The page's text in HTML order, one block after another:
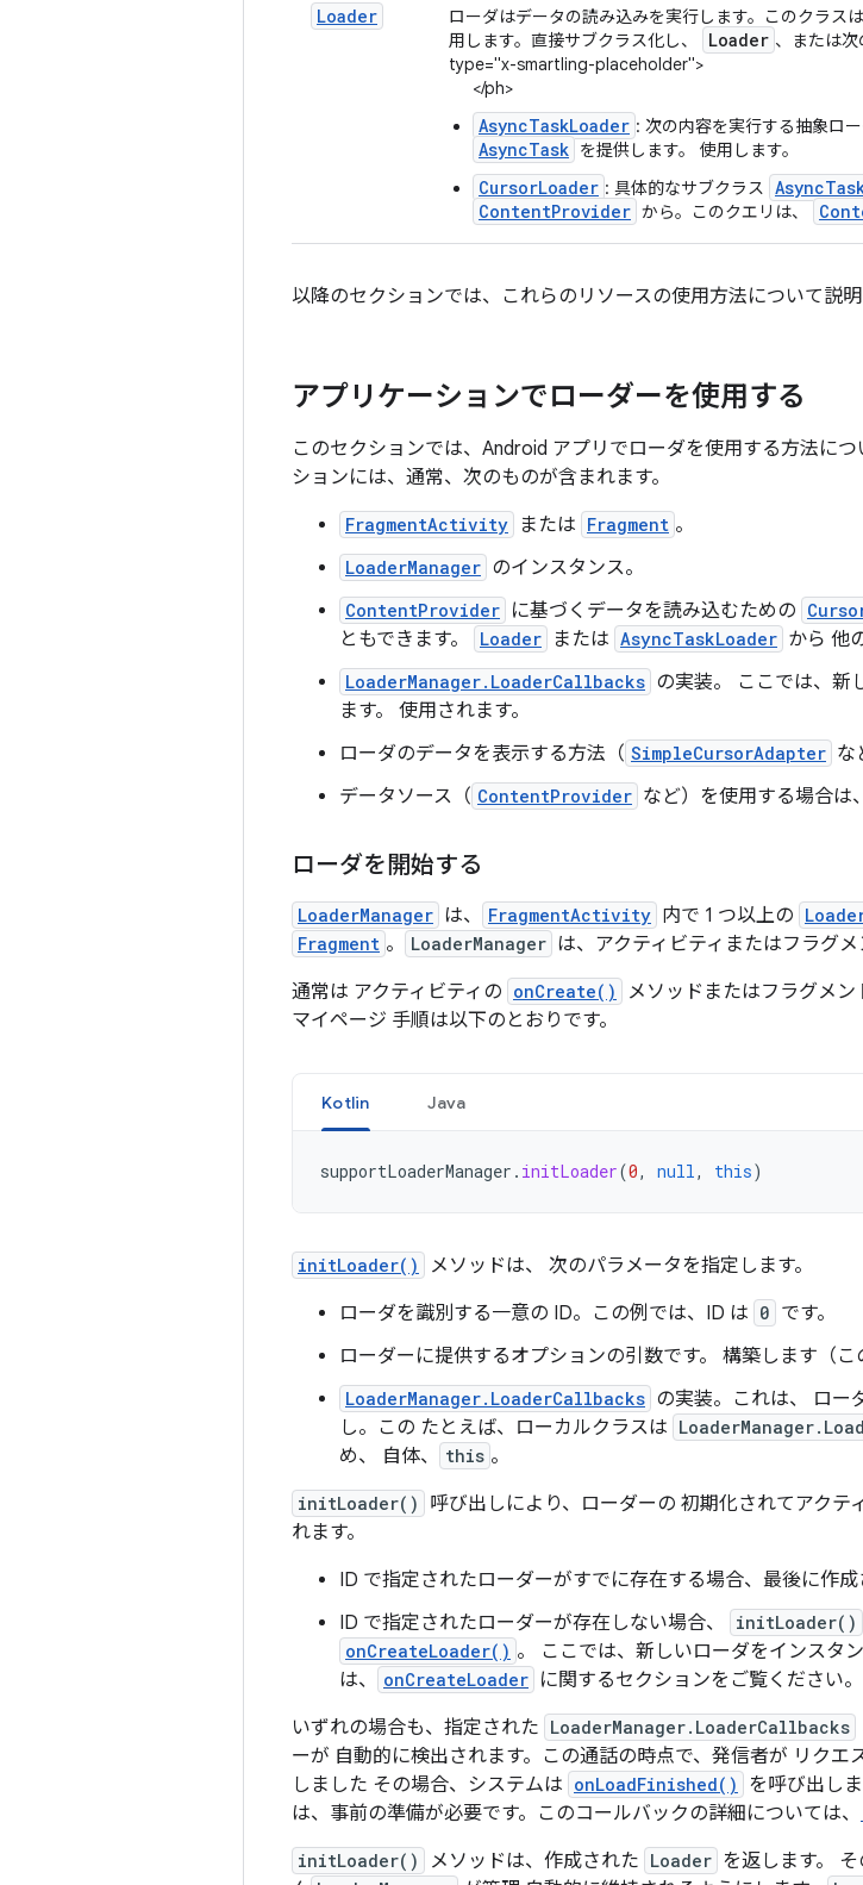
Loader
ローダはデータの読み込みを実行します。このクラス
用します。直接サブクラス化し、
Loader 、または
type="x-smartling-placeholder">
</ph>
AsyncTaskLoader : 次の内容を実行する抽象ロ
AsyncTask を提供します。 使用します。
CursorLoader : 具体的なサブクラス
ContentProvider から。このクエリは、
以降のセクションでは、これらのリソースの使用方法について説
アプリケーションでローダーを使用する
このセクションでは、Android アプリでローダを使用する方法に
ションには、通常、次のものが含まれます。
FragmentActivity または Fragment 。
LoaderManager のインスタンス。
ContentProvider に基づくデータを読み込むための
ともできます。
Loader または AsyncTaskLoader から 他
LoaderManager.LoaderCallbacks の実装。 ここでは、新
ます。 使用されます。
ローダのデータを表示する方法（ SimpleCursorAdapter な
データソース（ ContentProvider など）を使用する場合は、
ローダを開始する
LoaderManager は、 FragmentActivity 内で 1 つ以上の
Fragment 。 LoaderManager は、アクティビティまたはフラグメ
通常は アクティビティの onCreate() メソッドまたはフラグメン
マイページ 手順は以下のとおりです。
Kotlin Java
supportLoaderManager . initLoader(0, null, this)
initLoader()
メソッドは、 次のパラメータを指定します。
ローダを識別する一意の ID。この例では、ID は 0 です。
ローダーに提供するオプションの引数です。 構築します（こ
LoaderManager.LoaderCallbacks の実装。これは、 ロー
し。この たとえば、ローカルクラスは
め、 自体、
this 。
initLoader()
呼び出しにより、ローダーの 初期化されてアク
れます。
ID で指定されたローダーがすでに存在する場合、最後に作成
ID で指定されたローダーが存在しない場合、
initLoader()
onCreateLoader() 。 ここでは、新しいローダをインスタ
は、
onCreateLoader に関するセクションをご覧ください。
いずれの場合も、指定された LoaderManager.LoaderCallbacks
ーが 自動的に検出されます。この通話の時点で、発信者が リク
しました その場合、システムは onLoadFinished() を呼び出しま
は、事前の準備が必要です。このコールバックの詳細については、
initLoader() メソッドは、作成された Loader を返します。